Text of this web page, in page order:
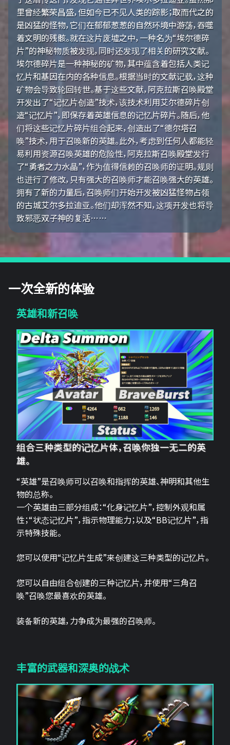
里曾经繁荣昌盛，但如今已不见人类的踪影；取而代之的
是凶猛的怪物，它们在郁郁葱葱的自然环境中游荡，吞噬
着文明的残骸。就在这片废墟之中，一种名为“埃尔德碎
片”的神秘物质被发现，同时还发现了相关的研究文献。
埃尔德碎片是一种神秘的矿物，其中蕴含着包括人类记
忆片和基因在内的各种信息。根据当时的文献记载，这种
矿物会导致轮回转世。基于这些文献，阿克拉斯召唤殿堂
开发出了“记忆片创造”技术，该技术利用艾尔德碎片创
造“记忆片”，即保存着英雄信息的记忆片碎片。随后，他
们将这些记忆片碎片组合起来，创造出了“德尔塔召
唤”技术，用于召唤新的英雄。此外，考虑到任何人都能轻
易利用资源召唤英雄的危险性，阿克拉斯召唤殿堂发行
了“勇者之力水晶”，作为值得信赖的召唤师的证明。规则
也进行了修改，只有强大的召唤师才能召唤强大的英雄。
拥有了新的力量后，召唤师们开始开发被凶猛怪物占领
的古城艾尔多拉迪亚。他们却浑然不知，这项开发也将导
致邪恶双子神的复活……
一次全新的体验
英雄和新召唤
组合三种类型的记忆片体，召唤你独一无二的英
雄。
“英雄”是召唤师可以召唤和指挥的英雄、神明和其他生
物的总称。
一个英雄由三部分组成：“化身记忆片”，控制外观和属
性；“状态记忆片”，指示物理能力；以及“BB记忆片”，指
示特殊技能。
您可以使用“记忆片生成”来创建这三种类型的记忆片。
您可以自由组合创建的三种记忆片，并使用“三角召
唤”召唤您最喜欢的英雄。
装备新的英雄，力争成为最强的召唤师。
丰富的武器和深奥的战术